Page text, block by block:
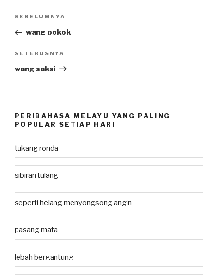
Post
Previous
Post
SEBELUMNYA
wang pokok
Next
Post
SETERUSNYA
wang saksi
PERIBAHASA MELAYU YANG PALING
POPULAR SETIAP HARI
tukang ronda
sibiran tulang
seperti helang menyongsong angin
pasang mata
lebah bergantung